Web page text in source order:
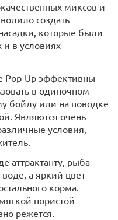
миксов и
создать
которые были
в условиях
Pop-Up эффективны
в одиночном
бойлу или на поводке
Являются очень
условия,
аттрактанту, рыба
а яркий цвет
корма.
пористой
режется.